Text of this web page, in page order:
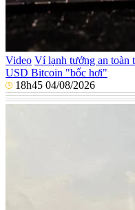
Video Ví lạnh tưởng an toàn
USD Bitcoin "bốc hơi"
18h45 04/08/2026